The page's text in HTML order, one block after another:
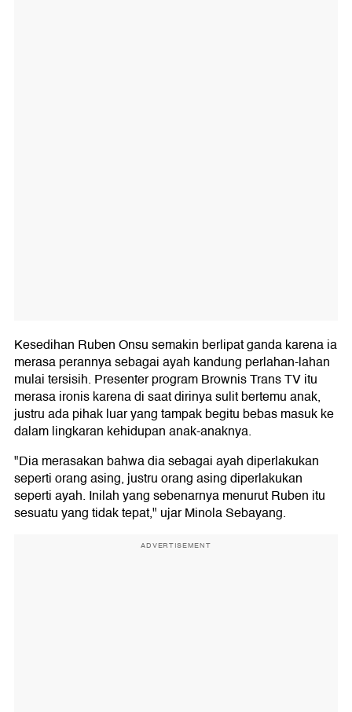
Kesedihan Ruben Onsu semakin berlipat ganda karena ia
merasa perannya sebagai ayah kandung perlahan-lahan
mulai tersisih. Presenter program Brownis Trans TV itu
merasa ironis karena di saat dirinya sulit bertemu anak,
justru ada pihak luar yang tampak begitu bebas masuk ke
dalam lingkaran kehidupan anak-anaknya.
"Dia merasakan bahwa dia sebagai ayah diperlakukan
seperti orang asing, justru orang asing diperlakukan
seperti ayah. Inilah yang sebenarnya menurut Ruben itu
sesuatu yang tidak tepat," ujar Minola Sebayang.
ADVERTISEMENT